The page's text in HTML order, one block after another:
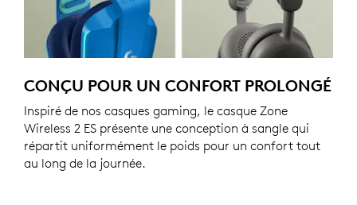
CONÇU POUR UN CONFORT PROLONGÉ
Inspiré de nos casques gaming, le casque Zone
Wireless 2 ES présente une conception à sangle qui
répartit uniformément le poids pour un confort tout
au long de la journée.